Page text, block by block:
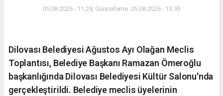
05.08.2026 - 11:28, Güncelleme: 05.08.2026 - 13:59
Dilovası Belediyesi Ağustos Ayı Olağan Meclis
Toplantısı, Belediye Başkanı Ramazan Ömeroğlu
başkanlığında Dilovası Belediyesi Kültür Salonu'nda
gerçekleştirildi. Belediye meclis üyelerinin